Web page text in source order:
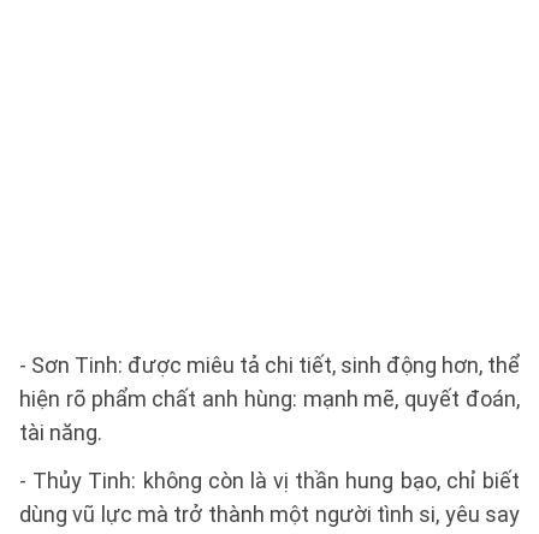
- Sơn Tinh: được miêu tả chi tiết, sinh động hơn, thể
hiện rõ phẩm chất anh hùng: mạnh mẽ, quyết đoán,
tài năng.
- Thủy Tinh: không còn là vị thần hung bạo, chỉ biết
dùng vũ lực mà trở thành một người tình si, yêu say